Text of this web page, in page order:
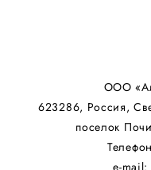
ООО
623286, Россия,
поселок
e-